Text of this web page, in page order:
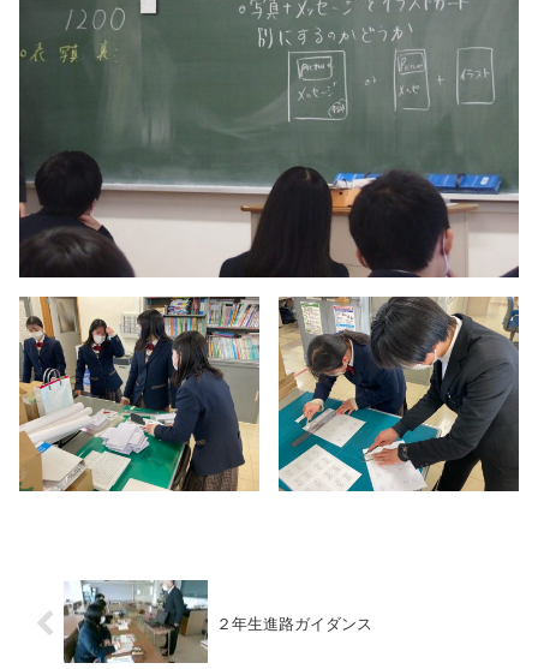
２年生進路ガイダンス